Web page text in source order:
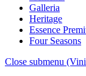
Galleria
Heritage
Essence
Four Seasons
Close submenu